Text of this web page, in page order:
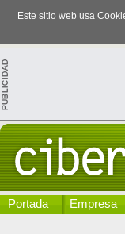
Este sitio web usa
Portada Empresa